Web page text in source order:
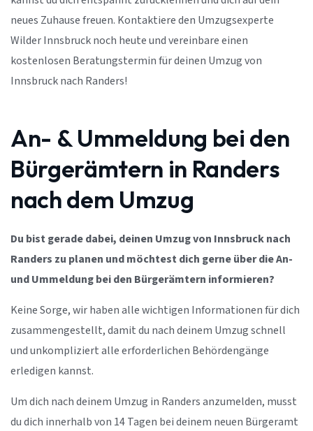
neues Zuhause freuen. Kontaktiere den Umzugsexperte
Wilder Innsbruck noch heute und vereinbare einen
kostenlosen Beratungstermin für deinen Umzug von
Innsbruck nach Randers!
An- & Ummeldung bei den
Bürgerämtern in Randers
nach dem Umzug
Du bist gerade dabei, deinen Umzug von Innsbruck nach
Randers zu planen und möchtest dich gerne über die An-
und Ummeldung bei den Bürgerämtern informieren?
Keine Sorge, wir haben alle wichtigen Informationen für dich
zusammengestellt, damit du nach deinem Umzug schnell
und unkompliziert alle erforderlichen Behördengänge
erledigen kannst.
Um dich nach deinem Umzug in Randers anzumelden, musst
du dich innerhalb von 14 Tagen bei deinem neuen Bürgeramt